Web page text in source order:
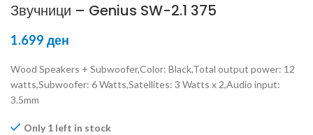
Звучници – Genius SW-2.1 375
1.699 ден
Wood Speakers + Subwoofer,Color: Black,Total output power: 12
watts,Subwoofer: 6 Watts,Satellites: 3 Watts x 2,Audio input:
3.5mm
Only 1 left in stock